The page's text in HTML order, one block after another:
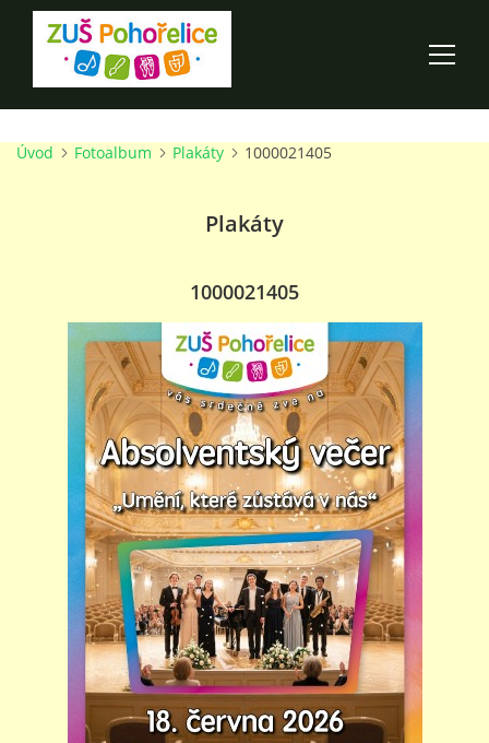
ÚVOD
100 LET ZUŠ POHOŘELICE
O ŠKOLE
PRO RODIČE
TALENTOVÉ ZKOUŠKY
STUDIJNÍ OBORY
GALERIE
VIDEA - FILMOVÁ TVORBA
Úvod Fotoalbum Plakáty 1000021405
Plakáty
1000021405